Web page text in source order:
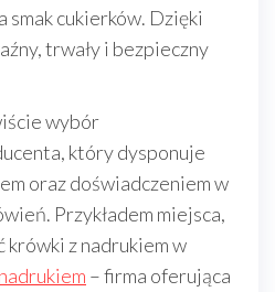
smak cukierków. Dzięki
trwały i bezpieczny
wybór
który dysponuje
oraz doświadczeniem w
Przykładem miejsca,
krówki z nadrukiem w
– firma oferująca